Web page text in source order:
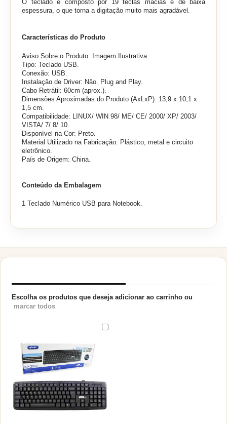
O teclado é composto por 19 teclas macias e de baixa
espessura, o que torna a digitação muito mais agradável.
Características do Produto
Aviso Sobre o Produto: Imagem Ilustrativa.
Tipo: Teclado USB.
Conexão: USB.
Instalação de Driver: Não. Plug and Play.
Cabo Retrátil: 60cm (aprox.).
Dimensões Aproximadas do Produto (AxLxP): 13,9 x 10,1 x
1,5 cm.
Compatibilidade: LINUX/ WIN 98/ ME/ CE/ 2000/ XP/ 2003/
VISTA/ 7/ 8/ 10.
Disponível na Cor: Preto.
Material Utilizado na Fabricação: Plástico, metal e circuito
eletrônico.
País de Origem: China.
Conteúdo da Embalagem
1 Teclado Numérico USB para Notebook.
Escolha os produtos que deseja adicionar ao carrinho ou
marcar todos